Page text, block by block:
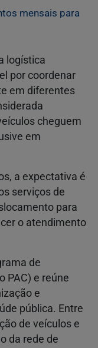
mensais para
logística
por coordenar
em diferentes
cheguem
em
a expectativa é
serviços de
para
o atendimento
de
PAC) e reúne
e
pública. Entre
de veículos e
da rede de